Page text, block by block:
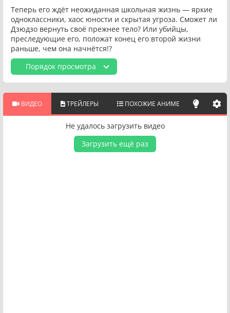
Теперь его ждёт неожиданная школьная жизнь — яркие
одноклассники, хаос юности и скрытая угроза. Сможет ли
Дзюдзо вернуть своё прежнее тело? Или убийцы,
преследующие его, положат конец его второй жизни
раньше, чем она начнётся!?
Порядок просмотра
ВИДЕО ТРЕЙЛЕРЫ ПОХОЖИЕ АНИМЕ
Не удалось загрузить видео
Загрузить ещё раз